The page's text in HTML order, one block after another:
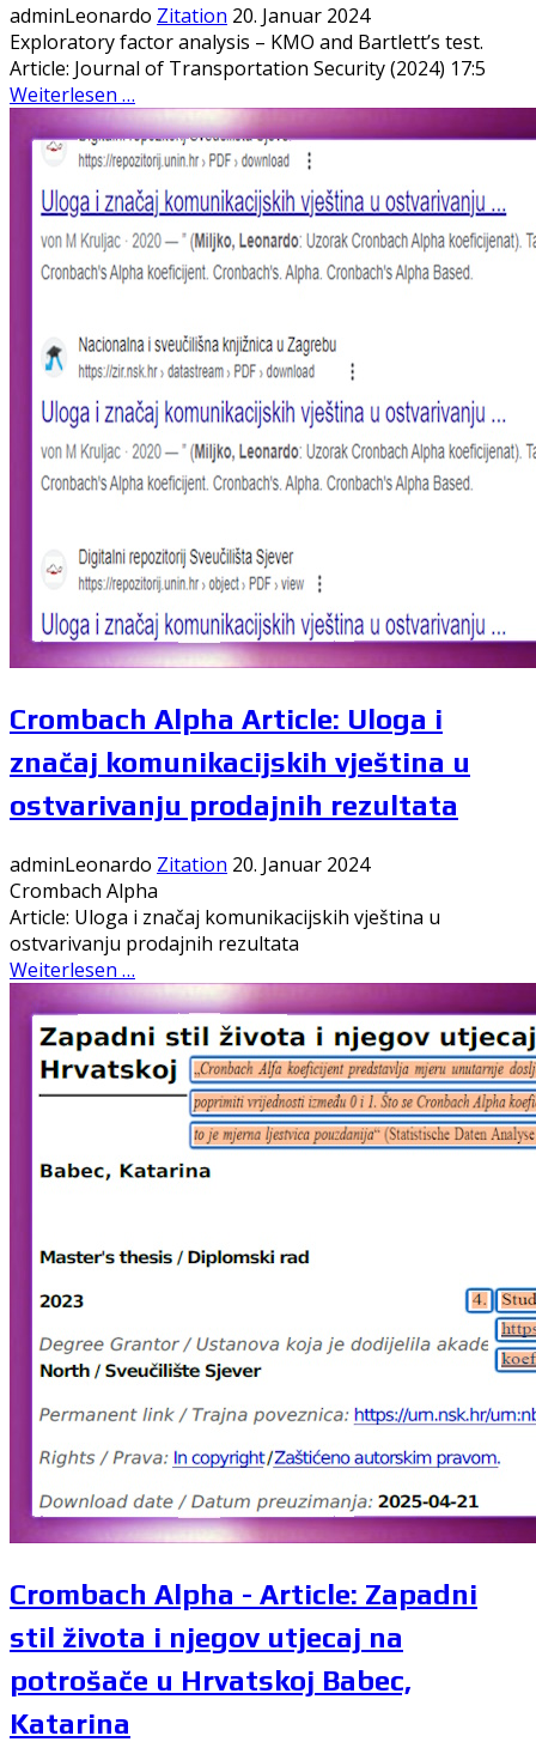
adminLeonardo Zitation 20. Januar 2024
Exploratory factor analysis – KMO and Bartlett’s test.
Article: Journal of Transportation Security (2024) 17:5
Weiterlesen …
Crombach Alpha Article: Uloga i
značaj komunikacijskih vještina u
ostvarivanju prodajnih rezultata
adminLeonardo Zitation 20. Januar 2024
Crombach Alpha
Article: Uloga i značaj komunikacijskih vještina u
ostvarivanju prodajnih rezultata
Weiterlesen …
Crombach Alpha - Article: Zapadni
stil života i njegov utjecaj na
potrošače u Hrvatskoj Babec,
Katarina